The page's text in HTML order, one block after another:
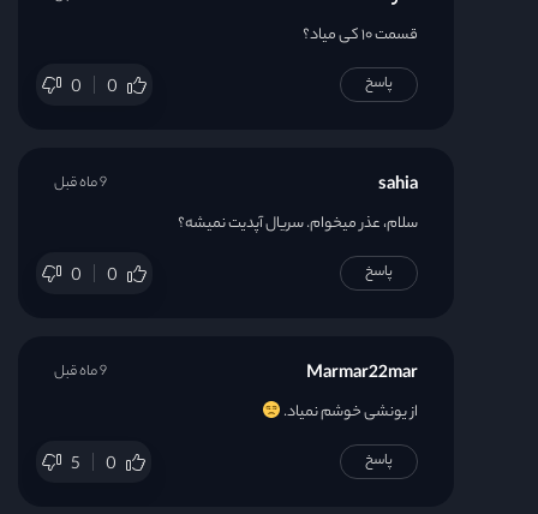
قسمت ۱۰ کی میاد؟
0 0 پاسخ
sahia
سلام، عذر میخوام. سریال آپدیت نمیشه؟
0 0
9 ماه قبل
پاسخ
Marmar22mar
از یونشی خوشم نمیاد.
5 0
9 ماه قبل
پاسخ